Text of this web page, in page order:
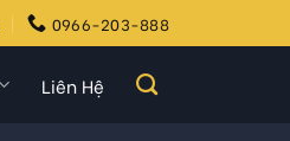
0966-203-888
Liên Hệ